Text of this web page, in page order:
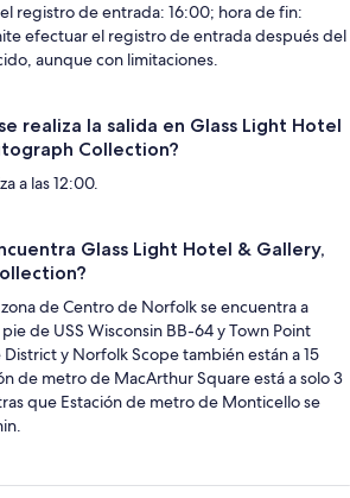
registro de entrada: 16:00; hora de fin:
efectuar el registro de entrada después del
aunque con limitaciones.
realiza la salida en Glass Light Hotel
Collection?
a las 12:00.
Glass Light Hotel & Gallery,
de Centro de Norfolk se encuentra a
de USS Wisconsin BB-64 y Town Point
District y Norfolk Scope también están a 15
de metro de MacArthur Square está a solo 3
que Estación de metro de Monticello se